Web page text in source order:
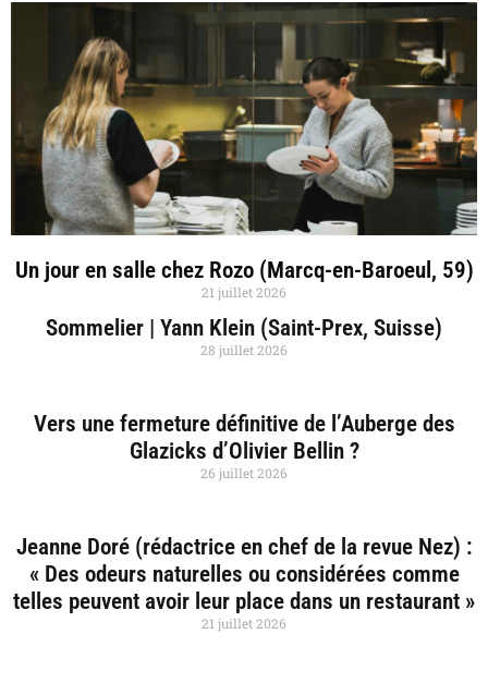
Un jour en salle chez Rozo (Marcq-en-Baroeul, 59)
21 juillet 2026
Sommelier | Yann Klein (Saint-Prex, Suisse)
28 juillet 2026
Vers une fermeture définitive de l’Auberge des
Glazicks d’Olivier Bellin ?
26 juillet 2026
Jeanne Doré (rédactrice en chef de la revue Nez) :
« Des odeurs naturelles ou considérées comme
telles peuvent avoir leur place dans un restaurant »
21 juillet 2026